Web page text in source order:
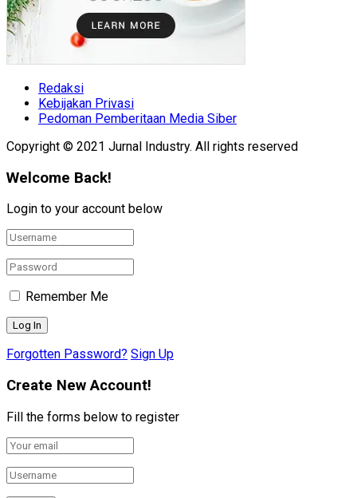
Redaksi
Kebijakan Privasi
Pedoman Pemberitaan Media Siber
Copyright © 2021 Jurnal Industry. All rights reserved
Welcome Back!
Login to your account below
Remember Me
Forgotten Password? Sign Up
Create New Account!
Fill the forms below to register